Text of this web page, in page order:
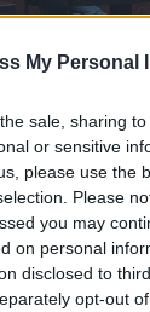
My Personal
sale, sharing
or sensitive
please use the
Please
you may
on personal
disclosed to
opt-out
-